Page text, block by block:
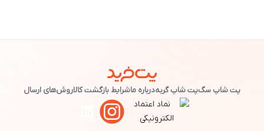
پت شاپ سگپت شاپ گربهدرباره ماشرایط بازگشت کالاروش‌های ارسال